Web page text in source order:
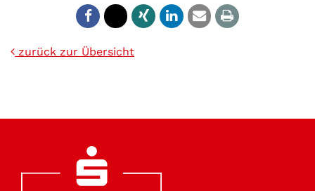
zurück zur Übersicht